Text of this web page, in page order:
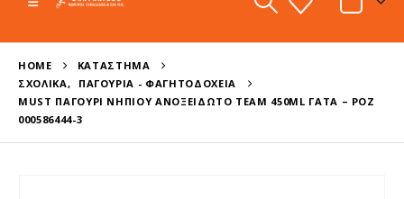
HOME
ΚΑΤΆΣΤΗΜΑ
ΣΧΟΛΙΚΆ,
ΠΑΓΟΎΡΙΑ - ΦΑΓΗΤΟΔΟΧΕΊΑ
MUST ΠΑΓΟΎΡΙ ΝΗΠΊΟΥ ΑΝΟΞΕΊΔΩΤΟ TEAM 450ML ΓΆΤΑ – ΡΟΖ
000586444-3